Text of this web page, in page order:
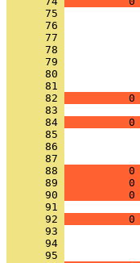
      75
      76
      77
      78
      79
      80
      81
      82
0
      83
      84
0
      85
      86
      87
      88
0
      89
0
      90
0
      91
      92
0
      93
      94
      95